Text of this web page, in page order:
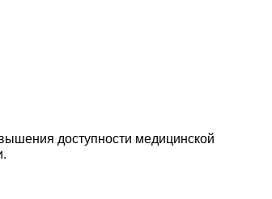
доступности медицинской